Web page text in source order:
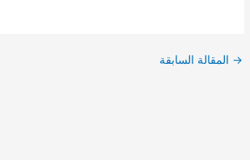
→ المقالة السابقة